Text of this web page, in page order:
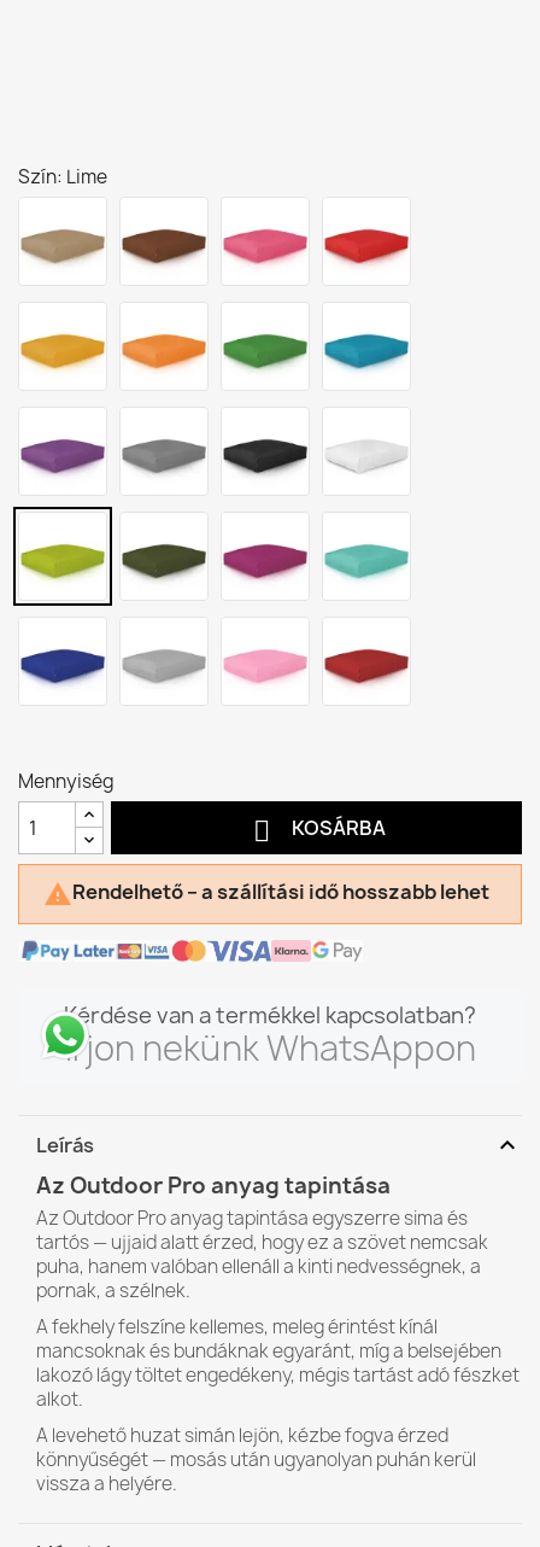
Szín: Lime
Mennyiség
 KOSÁRBA
Rendelhető – a szállítási idő hosszabb lehet
Kérdése van a termékkel kapcsolatban?
Írjon nekünk WhatsAppon
Leírás expand_more
Az Outdoor Pro anyag tapintása
Az Outdoor Pro anyag tapintása egyszerre sima és
tartós — ujjaid alatt érzed, hogy ez a szövet nemcsak
puha, hanem valóban ellenáll a kinti nedvességnek, a
pornak, a szélnek.
A fekhely felszíne kellemes, meleg érintést kínál
mancsoknak és bundáknak egyaránt, míg a belsejében
lakozó lágy töltet engedékeny, mégis tartást adó fészket
alkot.
A levehető huzat simán lejön, kézbe fogva érzed
könnyűségét — mosás után ugyanolyan puhán kerül
vissza a helyére.